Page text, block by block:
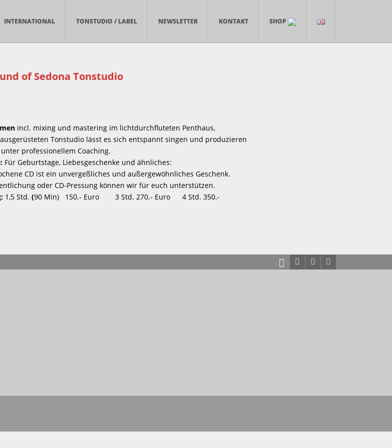
INTERNATIONAL TONSTUDIO / LABEL NEWSLETTER KONTAKT SHOP
of Sedona Tonstudio
incl. mixing und mastering im lichtdurchfluteten Penthaus,
Tonstudio lässt es sich entspannt singen und produzieren
unter professionellem Coaching.
Für Geburtstage, Liebesgeschenke und ähnliches:
CD ist ein unvergeßliches und außergewöhnliches Geschenk.
oder CD-Pressung können wir für euch unterstützen.
1,5 Std. (90 Min) 150.- Euro 3 Std. 270.- Euro 4 Std. 350.-